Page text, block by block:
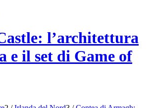
l’architettura
e il set di Game of